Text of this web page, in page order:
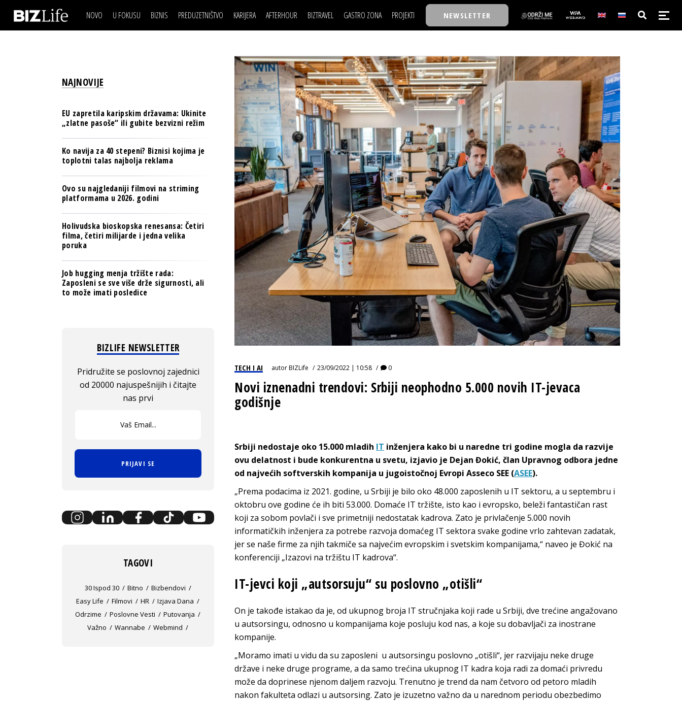
NOVO U FOKUSU BIZNIS
BANKE
OSIGURANJE
TECH I AI
BIZNIS & SPORT
PULS REGIONA
NOVO NA RAFU
PREDUZETNIŠTVO KARIJERA
LJUDI (HR)
MOJ UGAO
USAVRŠAVANJE
KNOW-HOW
AFTERHOUR
KNJIGE
AUTO SVET
STIL
WELLBEING
BIZTRAVEL GASTRO ZONA PROJEKTI
TASTY TALKS
30 ISPOD 30
BACK TO OFFICE/SCHOOL
BIZBENDOVI
BIZKOLEGIJUM
BMW BIZNIS LIGA
BIZLIFE WEEK
IZJAVA GODINE
NEWSLETTER
IZJAVA DANABIZNIS SCENA
BREND I KOMUNIKACIJE
OSIGURANJE
TECH I AI
PULS REGIONA
POSAO
MOJ UGAO
USAVRŠAVANJE
KNOW-HOW
FILM I SCENA
AUTO SVET
STIL
WELLBEING
NAJKOLEGA
30 ISPOD 30
BACK TO OFFICE/SCHOOL
BIZBENDOVI
BIZKOLEGIJUM
BMW BIZNIS LIGA
BIZLIFE WEEK
IZJAVA GODINE
TECH I AI autorBIZLife 23/09/2022 | 10:58 0
Novi iznenadni trendovi: Srbiji neophodno 5.000 novih IT-jevaca
godišnje
Srbiji nedostaje oko 15.000 mladih IT inženjera kako bi u naredne tri godine mogla da razvije
ovu delatnost i bude konkurentna u svetu, izjavio je Dejan Đokić, član Upravnog odbora jedne
od najvećih softverskih kompanija u jugoistočnoj Evropi Asseco SEE (ASEE).
„Prema podacima iz 2021. godine, u Srbiji je bilo oko 48.000 zaposlenih u IT sektoru, a u septembru i
oktobru ove godine će ih biti 53.000. Domaće IT tržište, isto kao i evropsko, beleži fantastičan rast
koji za sobom povlači i sve primetniji nedostatak kadrova. Zato je privlačenje 5.000 novih
informatičkih inženjera za potrebe razvoja domaćeg IT sektora svake godine vrlo zahtevan zadatak,
jer se naše firme za njih takmiče sa najvećim evropskim i svetskim kompanijama,“ naveo je Đokić na
konferenciji „Izazovi na tržištu IT kadrova“.
IT-jevci koji „autsorsuju“ su poslovno „otišli“
On je takođe istakao da je, od ukupnog broja IT stručnjaka koji rade u Srbiji, dve trećine angažovano
u autsorsingu, odnosno u kompanijama koje posluju kod nas, a koje su dobavljači za inostrane
kompanije.
„Moramo imati u vidu da su zaposleni u autsorsingu poslovno „otišli“, jer razvijaju neke druge
države i neke druge programe, a da samo trećina ukupnog IT kadra koja radi za domaći privredu
može da doprinese njenom daljem razvoju. Trenutno je trend da nam četvoro od petoro mladih
nakon fakulteta odlazi u autsorsing. Zato je izuzetno važno da u narednom periodu obezbedimo
NAJNOVIJE
EU zapretila karipskim državama: Ukinite
„zlatne pasoše“ ili gubite bezvizni režim
Ko navija za 40 stepeni? Biznisi kojima je
toplotni talas najbolja reklama
Ovo su najgledaniji filmovi na striming
platformama u 2026. godini
Holivudska bioskopska renesansa: Četiri
filma, četiri milijarde i jedna velika
poruka
Job hugging menja tržište rada:
Zaposleni se sve više drže sigurnosti, ali
to može imati posledice
BIZLIFE NEWSLETTER
Pridružite se poslovnoj zajednici
od 20000 najuspešnijih i čitajte
nas prvi
PRIJAVI SE
TAGOVI
30 Ispod 30 Bitno
Bizbendovi
Easy Life
Filmovi HR
Izjava Dana
Odrzime
Poslovne Vesti
Putovanja
Važno
Wannabe Webmind